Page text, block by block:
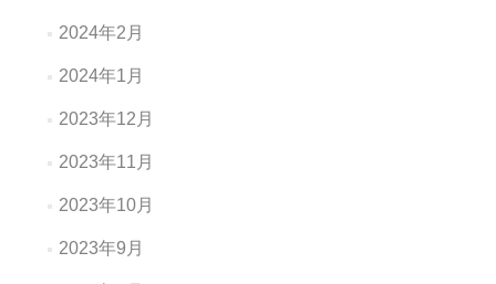
2024年2月
2024年1月
2023年12月
2023年11月
2023年10月
2023年9月